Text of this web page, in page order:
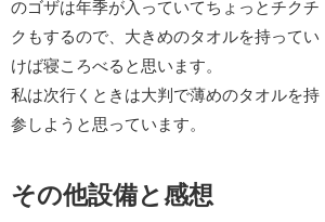
のゴザは年季が入っていてちょっとチクチ
クもするので、大きめのタオルを持ってい
けば寝ころべると思います。
私は次行くときは大判で薄めのタオルを持
参しよう と思っています。
その他設備と感想